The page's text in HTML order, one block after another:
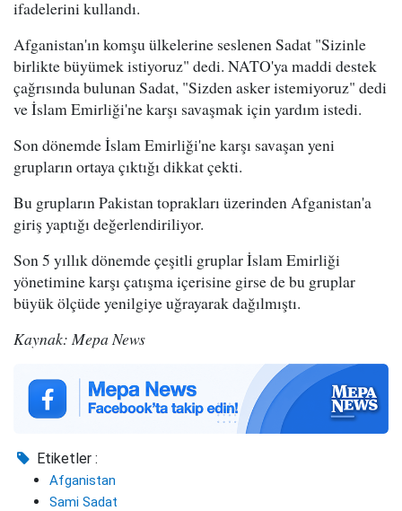
ifadelerini kullandı.
Afganistan'ın komşu ülkelerine seslenen Sadat "Sizinle
birlikte büyümek istiyoruz" dedi. NATO'ya maddi destek
çağrısında bulunan Sadat, "Sizden asker istemiyoruz" dedi
ve İslam Emirliği'ne karşı savaşmak için yardım istedi.
Son dönemde İslam Emirliği'ne karşı savaşan yeni
grupların ortaya çıktığı dikkat çekti.
Bu grupların Pakistan toprakları üzerinden Afganistan'a
giriş yaptığı değerlendiriliyor.
Son 5 yıllık dönemde çeşitli gruplar İslam Emirliği
yönetimine karşı çatışma içerisine girse de bu gruplar
büyük ölçüde yenilgiye uğrayarak dağılmıştı.
Kaynak: Mepa News
Etiketler :
Afganistan
Sami Sadat